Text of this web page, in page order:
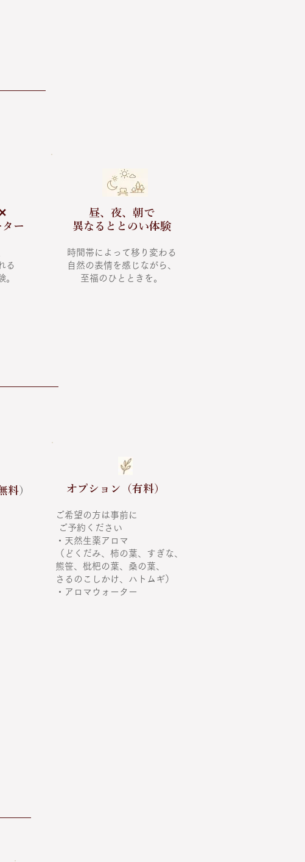
ー
る
。
昼、夜、朝で
異なるととのい体験
時間帯によって移り変わる
自然の表情を感じながら、
​至福のひとときを。
料） オプション（有料）
ご希望の方は事前に
​ ご予約ください
・天然生薬アロマ
（どくだみ、柿の葉、すぎな、
​熊笹、枇杷の葉、桑の葉、
さるのこしかけ、ハトムギ）
​・アロマウォーター